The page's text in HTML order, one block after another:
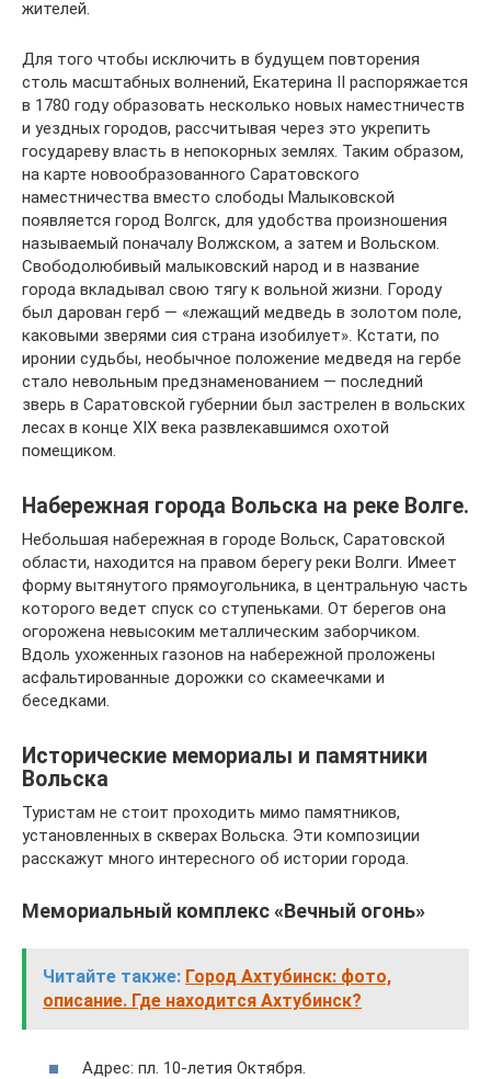
жителей.
Для того чтобы исключить в будущем повторения
столь масштабных волнений, Екатерина II распоряжается
в 1780 году образовать несколько новых наместничеств
и уездных городов, рассчитывая через это укрепить
государеву власть в непокорных землях. Таким образом,
на карте новообразованного Саратовского
наместничества вместо слободы Малыковской
появляется город Волгск, для удобства произношения
называемый поначалу Волжском, а затем и Вольском.
Свободолюбивый малыковский народ и в название
города вкладывал свою тягу к вольной жизни. Городу
был дарован герб — «лежащий медведь в золотом поле,
каковыми зверями сия страна изобилует». Кстати, по
иронии судьбы, необычное положение медведя на гербе
стало невольным предзнаменованием — последний
зверь в Саратовской губернии был застрелен в вольских
лесах в конце XIX века развлекавшимся охотой
помещиком.
Набережная города Вольска на реке Волге.
Небольшая набережная в городе Вольск, Саратовской
области, находится на правом берегу реки Волги. Имеет
форму вытянутого прямоугольника, в центральную часть
которого ведет спуск со ступеньками. От берегов она
огорожена невысоким металлическим заборчиком.
Вдоль ухоженных газонов на набережной проложены
асфальтированные дорожки со скамеечками и
беседками.
Исторические мемориалы и памятники
Вольска
Туристам не стоит проходить мимо памятников,
установленных в скверах Вольска. Эти композиции
расскажут много интересного об истории города.
Мемориальный комплекс «Вечный огонь»
Читайте также: Город Ахтубинск: фото,
описание. Где находится Ахтубинск?
Адрес: пл. 10-летия Октября.